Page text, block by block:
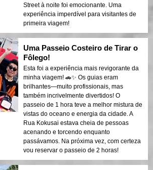
Street à noite foi emocionante. Uma
experiência imperdível para visitantes de
primeira viagem!
Uma Passeio Costeiro de Tirar o
Fôlego!
Esta foi a experiência mais revigorante da
minha viagem! 🚗✨ Os guias eram
brilhantes—muito profissionais, mas
também incrivelmente divertidos! O
passeio de 1 hora teve a melhor mistura de
vistas do oceano e energia da cidade. A
Rua Kokusai estava cheia de pessoas
acenando e torcendo enquanto
passávamos. Na próxima vez, com certeza
vou reservar o passeio de 2 horas!